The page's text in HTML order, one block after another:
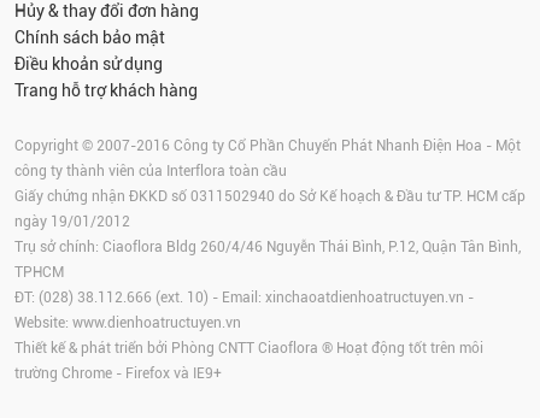
Hủy & thay đổi đơn hàng
Chính sách bảo mật
Điều khoản sử dụng
Trang hỗ trợ khách hàng
Copyright © 2007-2016 Công ty Cổ Phần Chuyển Phát Nhanh Điện Hoa - Một
công ty thành viên của Interflora toàn cầu
Giấy chứng nhận ĐKKD số 0311502940 do Sở Kế hoạch & Đầu tư TP. HCM cấp
ngày 19/01/2012
Trụ sở chính: Ciaoflora Bldg 260/4/46 Nguyễn Thái Bình, P.12, Quận Tân Bình,
TPHCM
ĐT: (028) 38.112.666 (ext. 10) - Email: xinchaoatdienhoatructuyen.vn -
Website: www.dienhoatructuyen.vn
Thiết kế & phát triển bởi Phòng CNTT Ciaoflora ® Hoạt động tốt trên môi
trường Chrome - Firefox và IE9+